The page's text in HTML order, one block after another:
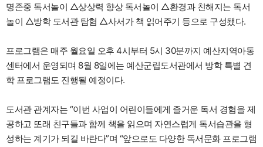
명존중 독서놀이 △상상력 향상 독서놀이 △환경과 친해지는 독서
놀이 △방학 도서관 탐험 △사서가 책 읽어주기 등으로 구성됐다.
프로그램은 매주 월요일 오후 4시부터 5시 30분까지 예산지역아동
센터에서 운영되며 8월 8일에는 예산군립도서관에서 방학 특별 견
학 프로그램도 진행될 예정이다.
도서관 관계자는 “이번 사업이 어린이들에게 즐거운 독서 경험을 제
공하고 또래 친구들과 함께 책을 읽으며 자연스럽게 독서습관을 형
성하는 계기가 되길 바란다”며 “앞으로도 다양한 독서문화 프로그램